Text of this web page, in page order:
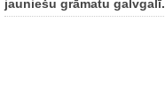
jauniešu grāmatu galvgalī.